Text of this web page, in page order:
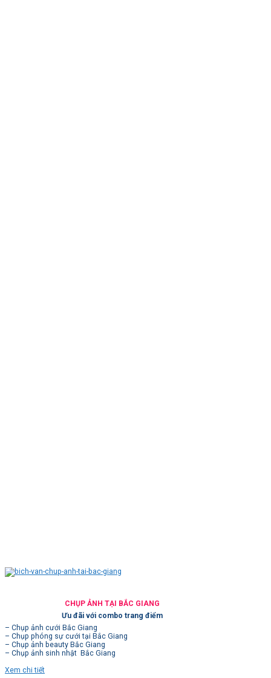
CHỤP ẢNH TẠI BẮC GIANG
Ưu đãi với combo trang điểm
– Chụp ảnh cưới Bắc Giang
– Chụp phóng sự cưới tại Bắc Giang
– Chụp ảnh beauty Bắc Giang
– Chụp ảnh sinh nhật Bắc Giang
Xem chi tiết